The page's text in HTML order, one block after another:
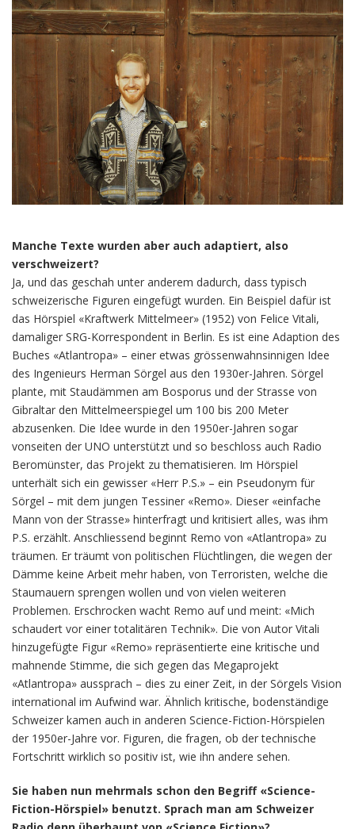
Manche Texte wurden aber auch adaptiert, also
verschweizert?
Ja, und das geschah unter anderem dadurch, dass typisch
schweizerische Figuren eingefügt wurden. Ein Beispiel dafür ist
das Hörspiel «Kraftwerk Mittelmeer» (1952) von Felice Vitali,
damaliger SRG-Korrespondent in Berlin. Es ist eine Adaption des
Buches «Atlantropa» – einer etwas grössenwahnsinnigen Idee
des Ingenieurs Herman Sörgel aus den 1930er-Jahren. Sörgel
plante, mit Staudämmen am Bosporus und der Strasse von
Gibraltar den Mittelmeerspiegel um 100 bis 200 Meter
abzusenken. Die Idee wurde in den 1950er-Jahren sogar
vonseiten der UNO unterstützt und so beschloss auch Radio
Beromünster, das Projekt zu thematisieren. Im Hörspiel
unterhält sich ein gewisser «Herr P.S.» – ein Pseudonym für
Sörgel – mit dem jungen Tessiner «Remo». Dieser «einfache
Mann von der Strasse» hinterfragt und kritisiert alles, was ihm
P.S. erzählt. Anschliessend beginnt Remo von «Atlantropa» zu
träumen. Er träumt von politischen Flüchtlingen, die wegen der
Dämme keine Arbeit mehr haben, von Terroristen, welche die
Staumauern sprengen wollen und von vielen weiteren
Problemen. Erschrocken wacht Remo auf und meint: «Mich
schaudert vor einer totalitären Technik». Die von Autor Vitali
hinzugefügte Figur «Remo» repräsentierte eine kritische und
mahnende Stimme, die sich gegen das Megaprojekt
«Atlantropa» aussprach – dies zu einer Zeit, in der Sörgels Vision
international im Aufwind war. Ähnlich kritische, bodenständige
Schweizer kamen auch in anderen Science-Fiction-Hörspielen
der 1950er-Jahre vor. Figuren, die fragen, ob der technische
Fortschritt wirklich so positiv ist, wie ihn andere sehen.
Sie haben nun mehrmals schon den Begriff «Science-
Fiction-Hörspiel» benutzt. Sprach man am Schweizer